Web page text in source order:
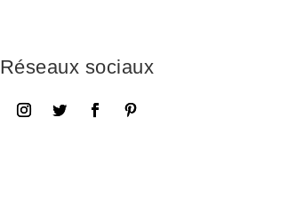
Réseaux sociaux